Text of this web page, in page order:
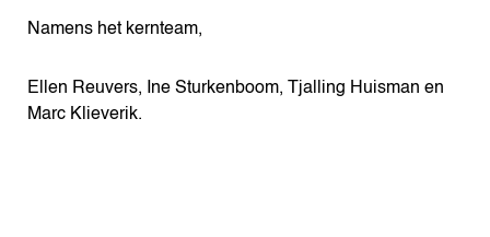
Namens het kernteam,
Ellen Reuvers, Ine Sturkenboom, Tjalling Huisman en
Marc Klieverik.